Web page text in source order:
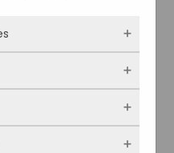
dat de website
altijd actief en
Meestal worden
doet, zoals
of je
hoe vaak onze site
vandaan
zijn. Zo
voorkeuren.